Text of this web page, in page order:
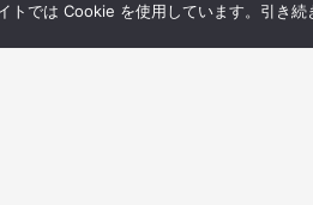
トでは Cookie を使用しています。引き